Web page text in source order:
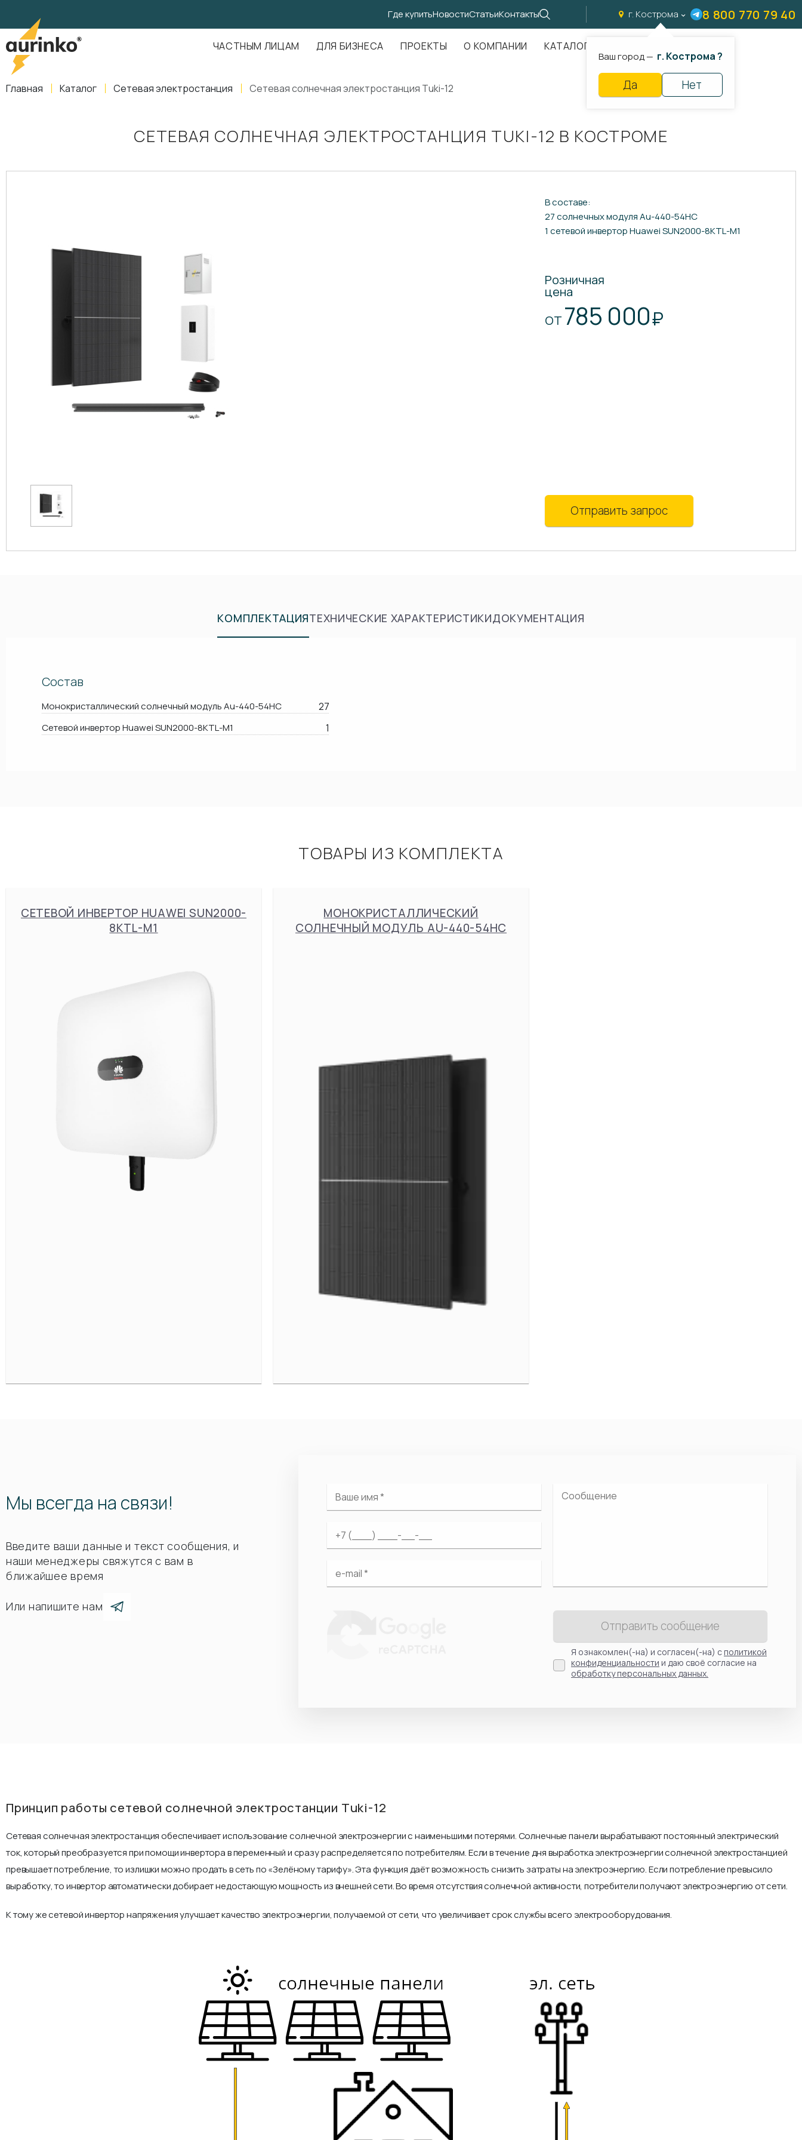
Где купитьНовостиСтатьиКонтакты г. Кострома
Ваш город — г. Кострома ?
Да Нет
8 800 770 79 40
ЧАСТНЫМ ЛИЦАМ ДЛЯ БИЗНЕСА ПРОЕКТЫ О КОМПАНИИ КАТАЛОГ
Главная Каталог Сетевая электростанция Сетевая солнечная электростанция Tuki-12
СЕТЕВАЯ СОЛНЕЧНАЯ ЭЛЕКТРОСТАНЦИЯ TUKI-12 В КОСТРОМЕ
В составе:
27 солнечных модуля Au-440-54HC
1 сетевой инвертор Huawei SUN2000-8KTL-M1
Розничная
цена
ОТ 785 000₽
Отправить запрос
КОМПЛЕКТАЦИЯТЕХНИЧЕСКИЕ ХАРАКТЕРИСТИКИДОКУМЕНТАЦИЯ
Состав
Монокристаллический солнечный модуль Au-440-54HC 27
Сетевой инвертор Huawei SUN2000-8KTL-M1 1
ТОВАРЫ ИЗ КОМПЛЕКТА
СЕТЕВОЙ ИНВЕРТОР HUAWEI SUN2000-
8KTL-M1
МОНОКРИСТАЛЛИЧЕСКИЙ
СОЛНЕЧНЫЙ МОДУЛЬ AU-440-54HC
Мы всегда на связи!
Введите ваши данные и текст сообщения, и
наши менеджеры свяжутся с вам в
ближайшее время
Или напишите нам
Отправить сообщение
Я ознакомлен(-на) и согласен(-на) сполитикой
конфиденциальности и даю своё согласие на
обработку персональных данных.
Принцип работы сетевой солнечной электростанции Tuki-12
Сетевая солнечная электростанция обеспечивает использование солнечной электроэнергии с наименьшими потерями. Солнечные панели вырабатывают постоянный электрический
ток, который преобразуется при помощи инвертора в переменный и сразу распределяется по потребителям. Если в течение дня выработка электроэнергии солнечной электростанцией
превышает потребление, то излишки можно продать в сеть по «Зелёному тарифу». Эта функция даёт возможность снизить затраты на электроэнергию. Если потребление превысило
выработку, то инвертор автоматически добирает недостающую мощность из внешней сети. Во время отсутствия солнечной активности, потребители получают электроэнергию от сети.
К тому же сетевой инвертор напряжения улучшает качество электроэнергии, получаемой от сети, что увеличивает срок службы всего электрооборудования.
,Свердловская область
info@aurinkos.com
8-800-770-79-40